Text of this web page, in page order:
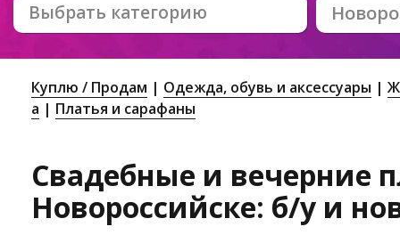
Выбрать категорию
Куплю / Продам Одежда, обувь и аксессуары
а
Платья и сарафаны
Свадебные и вечерние
Новороссийске: б/у и